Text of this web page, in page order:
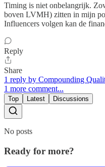
Timing is niet onbelangrijk.
boven LVMH) zitten in mijn
Influencers volgen kan de
Reply
Share
1 reply by Compounding
1 more comment...
Top Latest Discussions
No posts
Ready for more?